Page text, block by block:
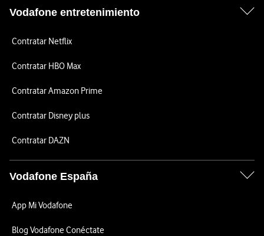
Vodafone entretenimiento
Contratar Netflix
Contratar HBO Max
Contratar Amazon Prime
Contratar Disney plus
Contratar DAZN
Vodafone España
App Mi Vodafone
Blog Vodafone Conéctate